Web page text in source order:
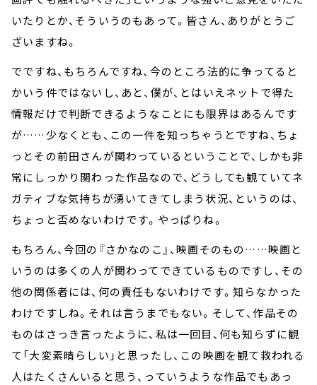
いたりとか、そういうのもあって。皆さん、ありがとうご
ざいますね。
でですね、もちろんですね、今のところ法的に争ってると
かいう件ではないし、あと、僕が、とはいえネットで得た
情報だけで判断できるようなことにも限界はあるんです
が……少なくとも、この一件を知っちゃうとですね、ちょ
っとその前田さんが関わっているということで、しかも非
常にしっかり関わった作品なので、どうしても観ていてネ
ガティブな気持ちが湧いてきてしまう状況、というのは、
ちょっと否めないわけです。やっぱりね。
もちろん、今回の『さかなのこ』、映画そのもの……映画と
いうのは多くの人が関わってできているものですし、その
他の関係者には、何の責任もないわけです。知らなかった
わけですしね。それは言うまでもない。そして、作品その
ものはさっき言ったように、私は一回目、何も知らずに観
て「大変素晴らしい」と思ったし、この映画を観て救われる
人はたくさんいると思う、っていうような作品でもあっ